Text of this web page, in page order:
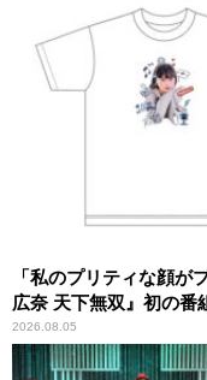
「私のプリティな顔が
広奈 天下無双』初の番
2026.08.05